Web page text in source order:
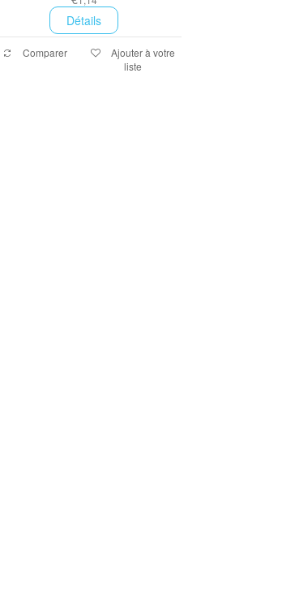
Détails
Comparer
Ajouter à votre
liste